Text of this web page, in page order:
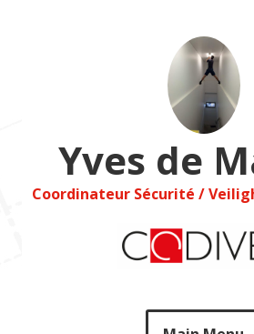
Yves de
Coordinateur Sécurité /